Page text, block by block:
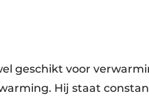
geschikt voor
Hij staat